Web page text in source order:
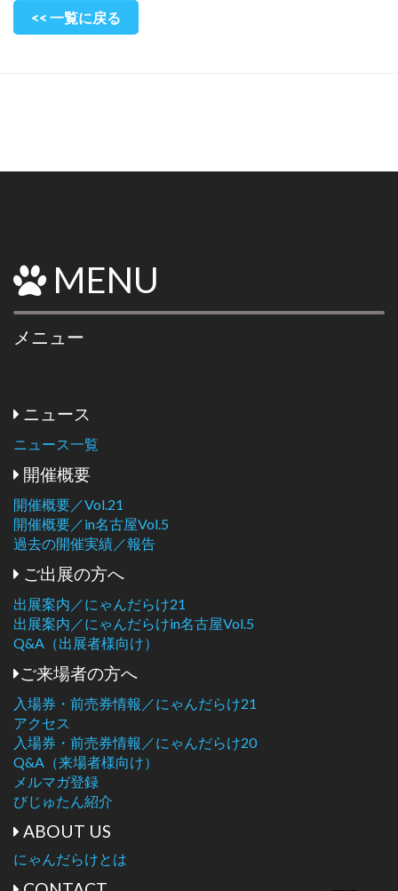
<< 一覧に戻る
MENU
メニュー
ニュース
ニュース一覧
開催概要
開催概要／Vol.21
開催概要／in名古屋Vol.5
過去の開催実績／報告
ご出展の方へ
出展案内／にゃんだらけ21
出展案内／にゃんだらけin名古屋Vol.5
Q&A（出展者様向け）
ご来場者の方へ
入場券・前売券情報／にゃんだらけ21
アクセス
入場券・前売券情報／にゃんだらけ20
Q&A（来場者様向け）
メルマガ登録
びじゅたん紹介
ABOUT US
にゃんだらけとは